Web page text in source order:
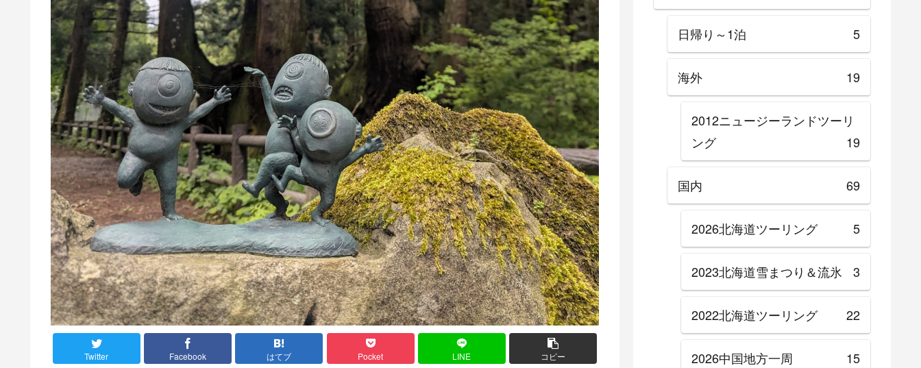
Twitter Facebook はてブ Pocket LINE コピー
日帰り～1泊 5
海外 19
2012ニュージーランドツーリ
ング
19
国内 69
2026北海道ツーリング 5
2023北海道雪まつり＆流氷 3
2022北海道ツーリング 22
2026中国地方一周 15